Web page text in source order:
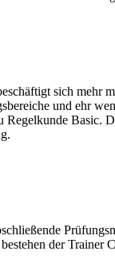
sich mehr
und ehr
Regelkunde Basic.
der Trainer